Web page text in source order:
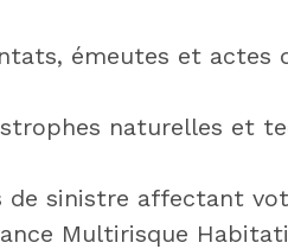
émeutes et actes
naturelles et
de sinistre affectant
Multirisque